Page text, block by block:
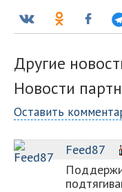
Другие
Новости
Оставить
Feed87